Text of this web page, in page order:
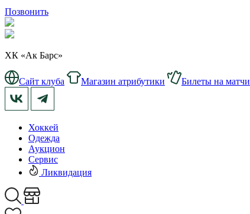
Позвонить
ХК «Ак Барс»
Сайт клуба Магазин атрибутики Билеты на матчи
Хоккей
Одежда
Аукцион
Сервис
Ликвидация